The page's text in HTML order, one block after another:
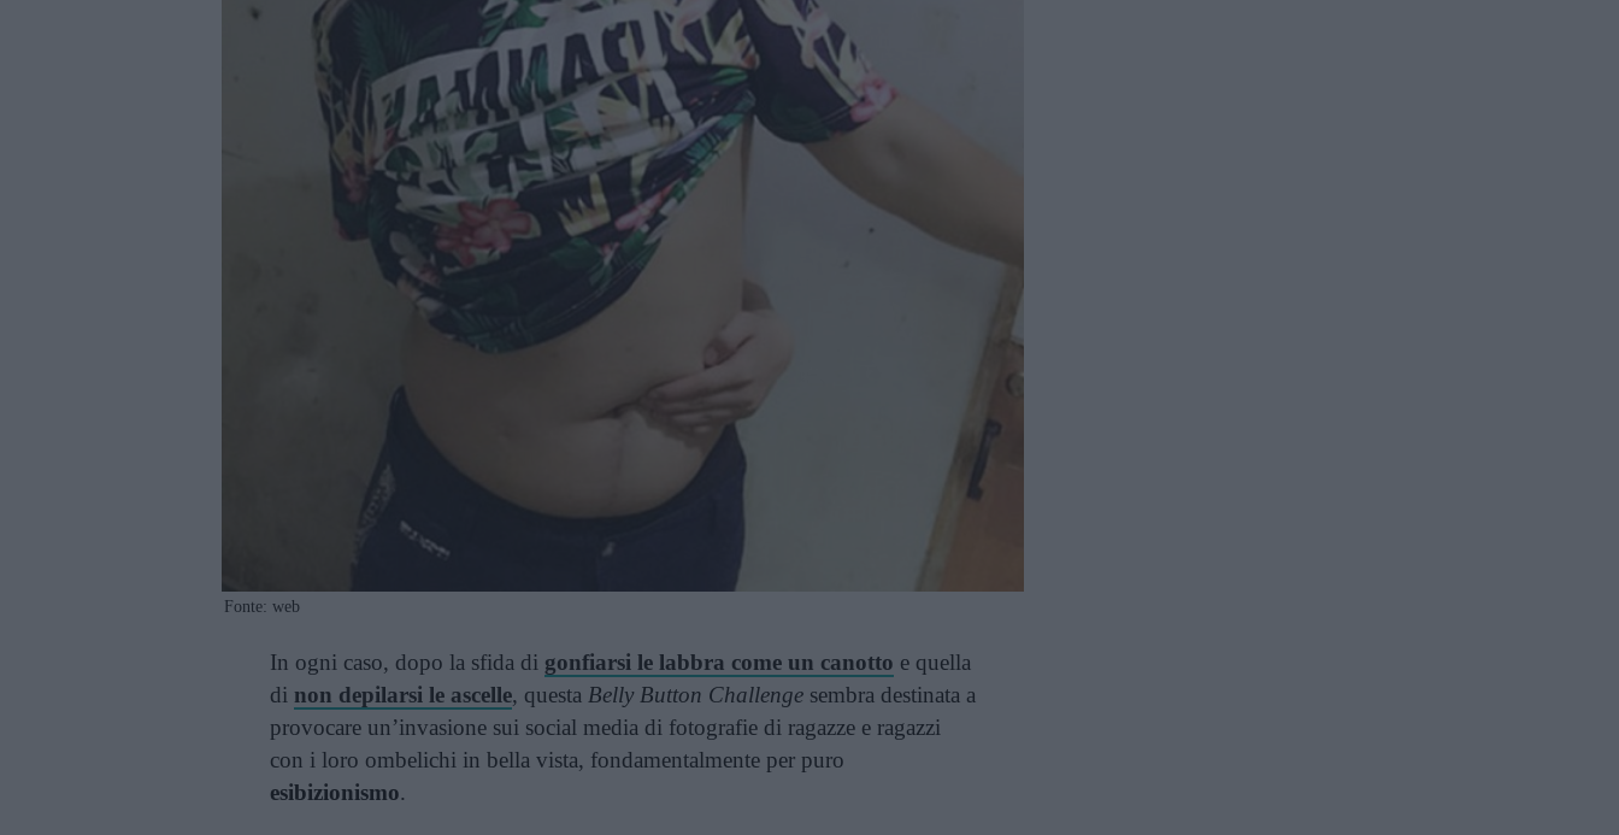
Fonte: web
In ogni caso, dopo la sfida di gonfiarsi le labbra come un canotto e quella
di non depilarsi le ascelle, questa Belly Button Challenge sembra destinata a
provocare un’invasione sui social media di fotografie di ragazze e ragazzi
con i loro ombelichi in bella vista, fondamentalmente per puro
esibizionismo.